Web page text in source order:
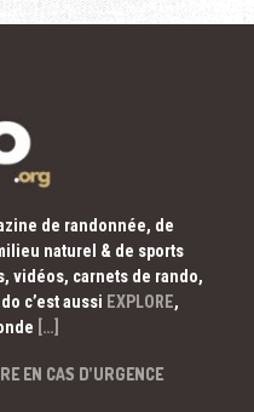
de randonnée, de
naturel & de sports
vidéos, carnets de rando,
c’est aussi EXPLORE,
[…]
EN CAS D’URGENCE